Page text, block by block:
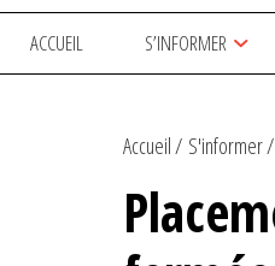
ACCUEIL S’INFORMER
Accueil S'informer